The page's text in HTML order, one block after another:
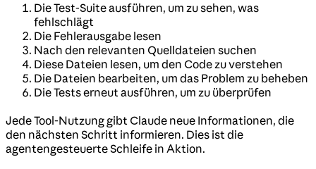
Die Test-Suite ausführen, um zu sehen, was
fehlschlägt
Die Fehlerausgabe lesen
Nach den relevanten Quelldateien suchen
Diese Dateien lesen, um den Code zu verstehen
Die Dateien bearbeiten, um das Problem zu beheben
Die Tests erneut ausführen, um zu überprüfen
Jede Tool-Nutzung gibt Claude neue Informationen, die
den nächsten Schritt informieren. Dies ist die
agentengesteuerte Schleife in Aktion.